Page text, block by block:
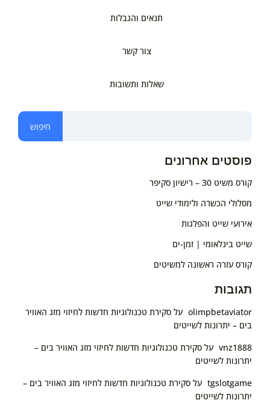
תנאים והגבלות
צור קשר
שאלות ותשובות
חיפוש
פוסטים אחרונים
קורס משיט 30 – רישיון סקיפר
מסלולי הכשרה ולימודי שייט
אירועי שייט והפלגות
שייט בינלאומי | זמן-ים
קורס עזרה ראשונה למשיטים
תגובות
olimpbetaviator על סקירת טכנולוגיות חדשות לחיזוי מזג האוויר
בים – יתרונות לשייטים
vnz1888 על סקירת טכנולוגיות חדשות לחיזוי מזג האוויר בים –
יתרונות לשייטים
tgslotgame על סקירת טכנולוגיות חדשות לחיזוי מזג האוויר בים –
יתרונות לשייטים